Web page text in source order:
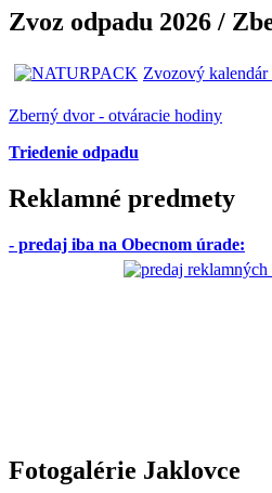
Zvoz odpadu 2026 /
Zvozový kalendár
Zberný dvor - otváracie hodiny
Triedenie odpadu
Reklamné predmety
- predaj iba na Obecnom úrade:
Fotogalérie Jaklovce